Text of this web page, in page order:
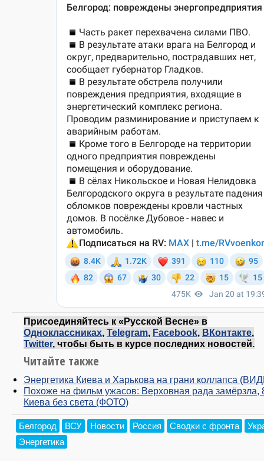
Присоединяйтесь к «Русской Весне» в
Одноклассниках Telegram Facebook ВКонтакте
Twitter, чтобы быть в курсе последних новостей.
Читайте также
Энергетика Киева и Харькова на грани коллапса
Похоже на фильм ужасов: Верховная рада замёрзла,
Киева без света (ФОТО)
Белгород ВСУ Новости Россия Сводки с фронта
Энергетика